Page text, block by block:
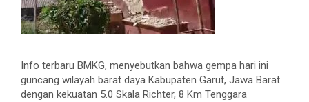
Info terbaru BMKG, menyebutkan bahwa gempa hari ini
guncang wilayah barat daya Kabupaten Garut, Jawa Barat
dengan kekuatan 5.0 Skala Richter, 8 Km Tenggara